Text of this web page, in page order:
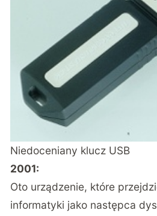
Niedoceniany klucz USB
2001:
Oto urządzenie, które
informatyki jako następca